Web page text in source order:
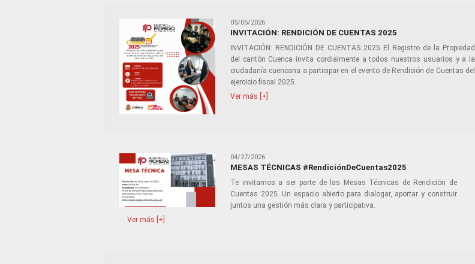
05/05/2026
INVITACIÓN: RENDICIÓN DE CUENTAS 2025
INVITACIÓN: RENDICIÓN DE CUENTAS 2025 El Registro de la Propiedad
del cantón Cuenca invita cordialmente a todos nuestros usuarios y a la
ciudadanía cuencana a participar en el evento de Rendición de Cuentas del
ejercicio fiscal 2025.
Ver más [+]
04/27/2026
MESAS TÉCNICAS #RendiciónDeCuentas2025
Te invitamos a ser parte de las Mesas Técnicas de Rendición de
Cuentas 2025. Un espacio abierto para dialogar, aportar y construir
juntos una gestión más clara y participativa.
Ver más [+]